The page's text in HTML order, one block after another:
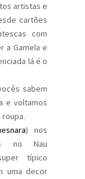
artistas e
cartões
com
a Gamela e
lá é o
sabem
e voltamos
) nos
no Nau
típico
uma decor